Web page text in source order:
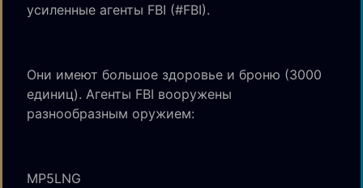
усиленные агенты FBI (#FBI).
Они имеют большое здоровье и броню (3000
единиц). Агенты FBI вооружены
разнообразным оружием:
MP5LNG